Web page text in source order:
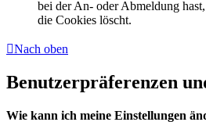
bei der An- oder Abmeldung
die Cookies löscht.
Nach oben
Benutzerpräferenzen
Wie kann ich meine Einstellungen